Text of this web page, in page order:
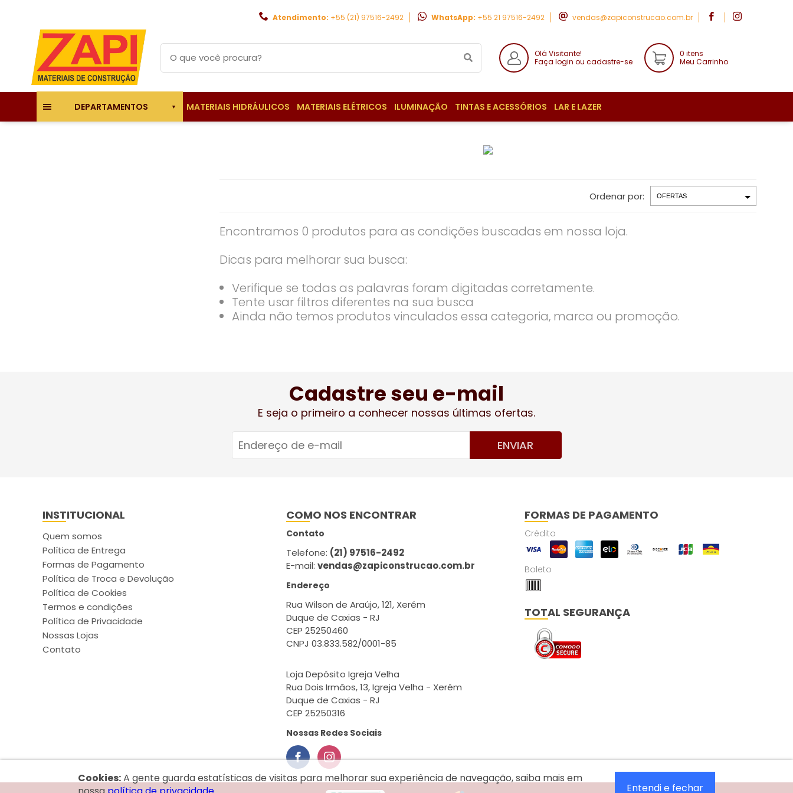
Atendimento: +55 (21) 97516-2492 WhatsApp: +55 21 97516-2492 vendas@zapiconstrucao.com.br
Olá Visitante!
Faça login ou cadastre-se
0 itens
Meu Carrinho
DEPARTAMENTOS MATERIAIS HIDRÁULICOS MATERIAIS ELÉTRICOS ILUMINAÇÃO TINTAS E ACESSÓRIOS LAR E LAZER
Ordenar por:
Encontramos 0 produtos para as condições buscadas em nossa loja.
Dicas para melhorar sua busca:
Verifique se todas as palavras foram digitadas corretamente.
Tente usar filtros diferentes na sua busca
Ainda não temos produtos vinculados essa categoria, marca ou promoção.
Cadastre seu e-mail
E seja o primeiro a conhecer nossas últimas ofertas.
ENVIAR
INSTITUCIONAL
Quem somos
Política de Entrega
Formas de Pagamento
Política de Troca e Devolução
Política de Cookies
Termos e condições
Política de Privacidade
Nossas Lojas
Contato
COMO NOS ENCONTRAR
Contato
Telefone: (21) 97516-2492
E-mail:vendas@zapiconstrucao.com.br
Endereço
Rua Wilson de Araújo, 121, Xerém
Duque de Caxias - RJ
CEP 25250460
CNPJ 03.833.582/0001-85
Loja Depósito Igreja Velha
Rua Dois Irmãos, 13, Igreja Velha - Xerém
Duque de Caxias - RJ
CEP 25250316
Nossas Redes Sociais
FORMAS DE PAGAMENTO
Crédito
Boleto
TOTAL SEGURANÇA
Cookies:A gente guarda estatísticas de visitas para melhorar sua experiência de navegação, saiba mais em
Entendi e fechar